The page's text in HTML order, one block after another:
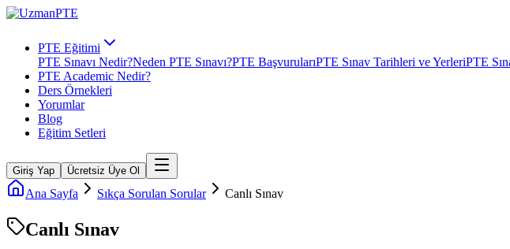
PTE Eğitimi
PTE Sınavı Nedir?Neden PTE Sınavı?PTE BaşvurularıPTE Sınav Tarihleri ve YerleriPTE
PTE Academic Nedir?
Ders Örnekleri
Yorumlar
Blog
Eğitim Setleri
Giriş Yap Ücretsiz Üye Ol
Ana Sayfa Sıkça Sorulan Sorular Canlı Sınav
Canlı Sınav